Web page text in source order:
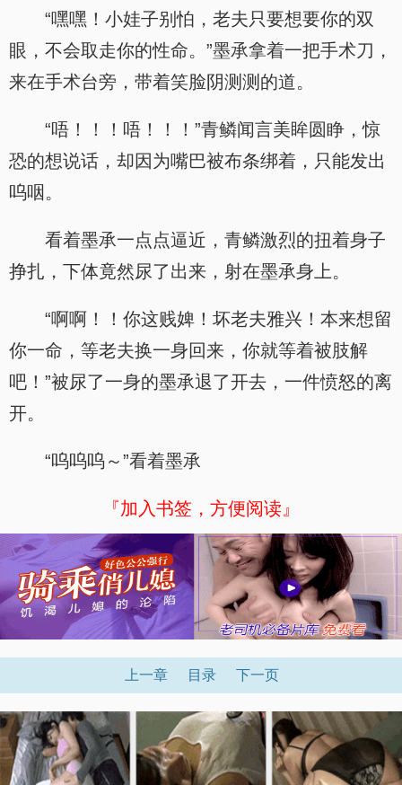
“嘿嘿！小娃子别怕，老夫只要想要你的双
眼，不会取走你的性命。”墨承拿着一把手术刀，
来在手术台旁，带着笑脸阴测测的道。
“唔！！！唔！！！”青鳞闻言美眸圆睁，惊
恐的想说话，却因为嘴巴被布条绑着，只能发出
呜咽。
看着墨承一点点逼近，青鳞激烈的扭着身子
挣扎，下体竟然尿了出来，射在墨承身上。
“啊啊！！你这贱婢！坏老夫雅兴！本来想留
你一命，等老夫换一身回来，你就等着被肢解
吧！”被尿了一身的墨承退了开去，一件愤怒的离
开。
“呜呜呜～”看着墨承
『加入书签，方便阅读』
上一章 目录 下一页